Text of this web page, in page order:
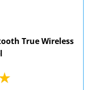
True Wireless